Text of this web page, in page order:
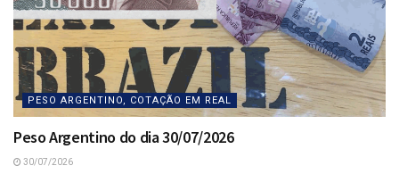
PESO ARGENTINO, COTAÇÃO EM REAL
Peso Argentino do dia 30/07/2026
30/07/2026